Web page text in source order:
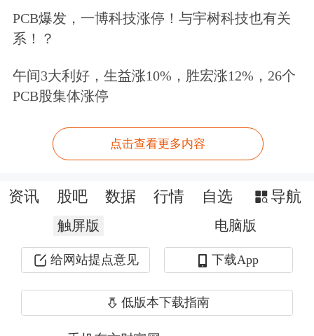
期国债，比如8%。段永平认为，12%的
复合增长就不错了，这样比较有平常
心，12%的回报，10年3.1倍，15年5.47
倍，30年30倍，40年93倍，有这个心
态，加上漫长的过程中可能会碰到的大
机会，实际超过15%或更多也是可能
的。
如果资金追求的是超过银行存款的利
息，那么当前A股依然提供了大量潜在
的机会。截至1月20日，A股当前红利
指数对应的股息收益率为4.8%，上证
PCB爆发，一博科技涨停！与宇树科技也有关
系！？
午间3大利好，生益涨10%，胜宏涨12%，26个
PCB股集体涨停
点击查看更多内容
资讯 股吧 数据 行情 自选 导航
触屏版 电脑版
给网站提点意见 下载App
低版本下载指南